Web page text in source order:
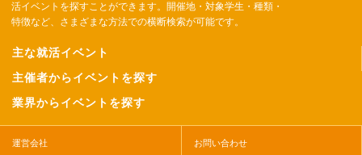
活イベントを探すことができます。開催地・対象学生・種類・
特徴など、さまざまな方法での横断検索が可能です。
主な就活イベント
主催者からイベントを探す
業界からイベントを探す
運営会社 お問い合わせ